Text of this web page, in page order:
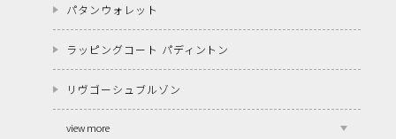
パタンウォレット
ラッピングコート パディントン
リヴゴーシュブルゾン
view more